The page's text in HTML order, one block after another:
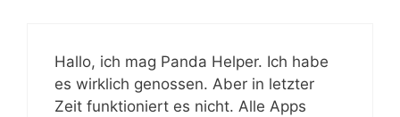
Hallo, ich mag Panda Helper. Ich habe
es wirklich genossen. Aber in letzter
Zeit funktioniert es nicht. Alle Apps